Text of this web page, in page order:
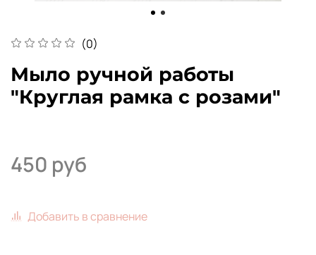
(0)
Мыло ручной работы
"Круглая рамка с розами"
450 руб
Добавить в сравнение